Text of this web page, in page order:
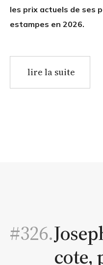
les prix actuels de ses
estampes en 2026.
lire la suite
#326.
cote,